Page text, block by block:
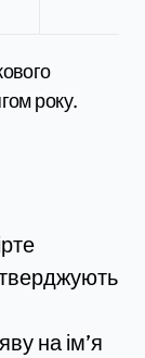
року.
на ім’я